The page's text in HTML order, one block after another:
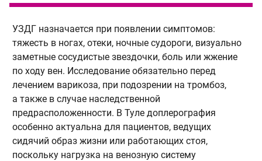
УЗДГ назначается при появлении симптомов:
тяжесть в ногах, отеки, ночные судороги, визуально
заметные сосудистые звездочки, боль или жжение
по ходу вен. Исследование обязательно перед
лечением варикоза, при подозрении на тромбоз,
а также в случае наследственной
предрасположенности. В Туле доплерография
особенно актуальна для пациентов, ведущих
сидячий образ жизни или работающих стоя,
поскольку нагрузка на венозную систему